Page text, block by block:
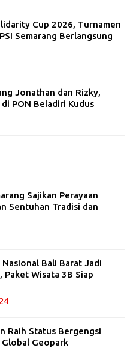
Cup 2026, Turnamen
Semarang Berlangsung
Jonathan dan Rizky,
PON Beladiri Kudus
Sajikan Perayaan
Sentuhan Tradisi dan
Nasional Bali Barat Jadi
Paket Wisata 3B Siap
Raih Status Bergengsi
Global Geopark